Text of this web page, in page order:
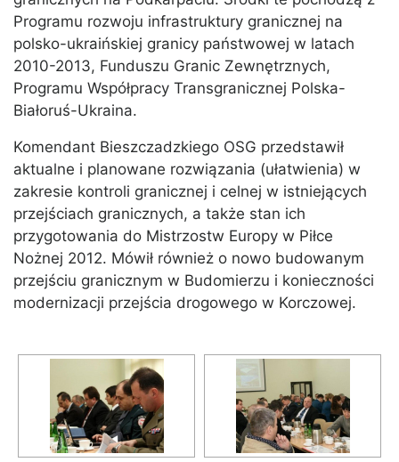
Programu rozwoju infrastruktury granicznej na
polsko-ukraińskiej granicy państwowej w latach
2010-2013, Funduszu Granic Zewnętrznych,
Programu Współpracy Transgranicznej Polska-
Białoruś-Ukraina.
Komendant Bieszczadzkiego OSG przedstawił
aktualne i planowane rozwiązania (ułatwienia) w
zakresie kontroli granicznej i celnej w istniejących
przejściach granicznych, a także stan ich
przygotowania do Mistrzostw Europy w Piłce
Nożnej 2012. Mówił również o nowo budowanym
przejściu granicznym w Budomierzu i konieczności
modernizacji przejścia drogowego w Korczowej.